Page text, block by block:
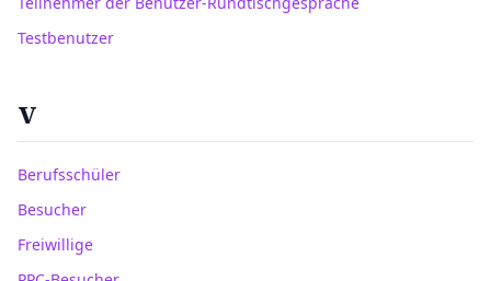
Testbenutzer
V
Berufsschüler
Besucher
Freiwillige